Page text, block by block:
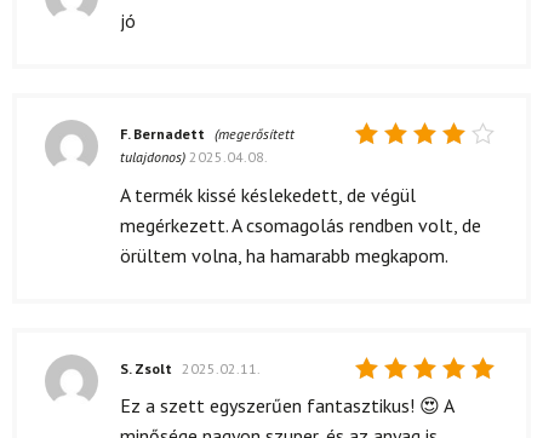
jó
4/ 5
F. Bernadett (megerősített
tulajdonos) 2025.04.08.
A termék kissé késlekedett, de végül
megérkezett. A csomagolás rendben volt, de
örültem volna, ha hamarabb megkapom.
Értékelés:
S. Zsolt 2025.02.11.
Ez a szett egyszerűen fantasztikus! 😍 A